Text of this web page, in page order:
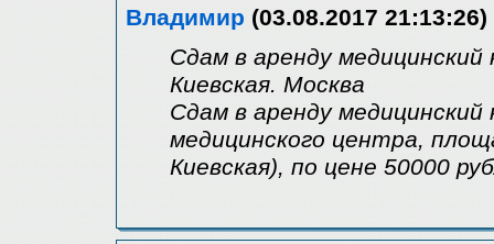
Владимир (03.08.2017 21:13:26)
Сдам в аренду
Киевская. Москва
Сдам в аренду
медицинского центра,
Киевская), по цене 50000